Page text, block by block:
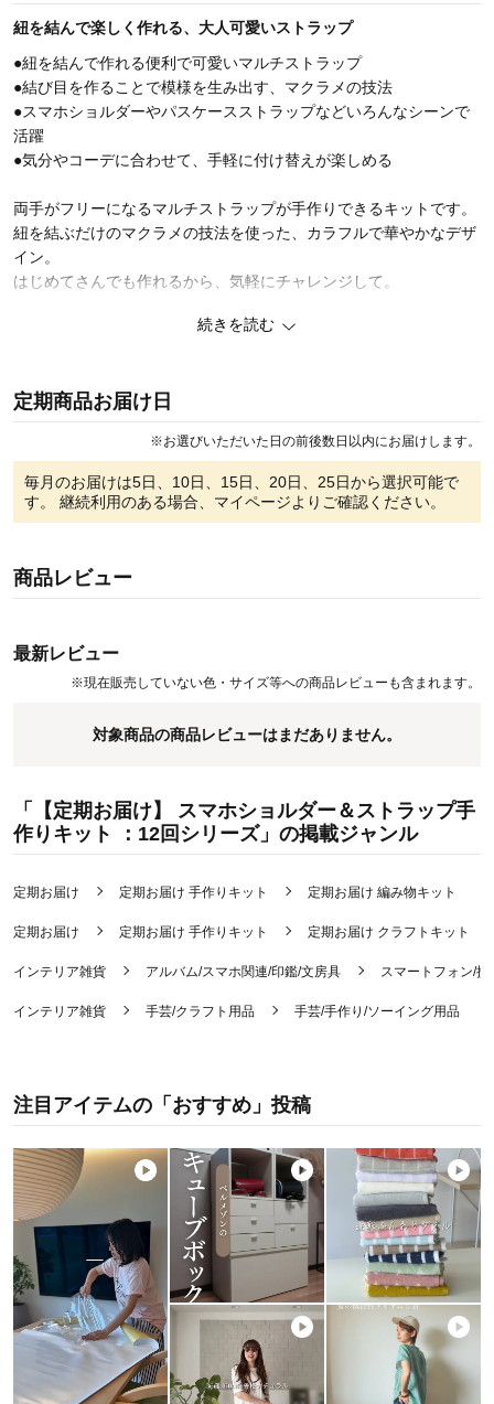
紐を結んで楽しく作れる、大人可愛いストラップ
●紐を結んで作れる便利で可愛いマルチストラップ
●結び目を作ることで模様を生み出す、マクラメの技法
●スマホショルダーやパスケースストラップなどいろんなシーンで
活躍
●気分やコーデに合わせて、手軽に付け替えが楽しめる
両手がフリーになるマルチストラップが手作りできるキットです。
紐を結ぶだけのマクラメの技法を使った、カラフルで華やかなデザ
イン。
はじめてさんでも作れるから、気軽にチャレンジして。
●約2～3時間
◆kura labo（くららぼ）
暮らしの雑貨を手作りできるハンドメイドキットをお届け。
作ってみたいという気持ちに寄り添って、図案印刷済や材料カット
済み、丁寧な作り方説明書など、
りキットにこだわった商品開発をしています。
●定期商品は、通常商品とは別のご注文・お届けとなります。
別々のお届けとなり、送料が別途発生いたします。
定期お届けのご利用方法について
続きを読む
定期商品お届け日
※お選びいただいた日の前後数日以内にお届けします。
毎月のお届けは5日、10日、15日、20日、25日から選択可能で
す。 継続利用のある場合、マイページよりご確認ください。
商品レビュー
最新レビュー
※現在販売していない色・サイズ等への商品レビューも含まれます。
対象商品の商品レビューはまだありません。
「【定期お届け】 スマホショルダー＆ストラップ手
作りキット ：12回シリーズ」の掲載ジャンル
定期お届け 定期お届け 手作りキット 定期お届け 編み物キット
定期お届け 定期お届け 手作りキット 定期お届け クラフトキット
インテリア雑貨 アルバム/スマホ関連/印鑑/文房具 スマートフォン/
インテリア雑貨 手芸/クラフト用品 手芸/手作り/ソーイング用品
注目アイテムの「おすすめ」投稿